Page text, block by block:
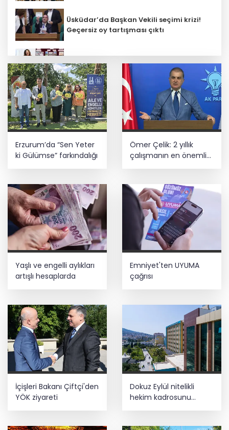
Üsküdar’da Başkan Vekili seçimi krizi!
Geçersiz oy tartışması çıktı
açıklandı
ATSO’dan Cumhuriyet Başsavcısı
Yusufoğlu’na hayırlı olsun ziyareti
Başkan Aydın, Osmangazi Doğancı’da
talepleri dinledi
projelerinde BIM ve e-PYS zorunluluğu
geliyor
Erzurum’da “Sen Yeter
ki Gülümse” farkındalığı
Ömer Çelik: 2 yıllık
çalışmanın en önemli
aşamasındayız
Yaşlı ve engelli aylıkları
artışlı hesaplarda
Emniyet'ten UYUMA
çağrısı
İçişleri Bakanı Çiftçi'den
YÖK ziyareti
Dokuz Eylül nitelikli
hekim kadrosunu